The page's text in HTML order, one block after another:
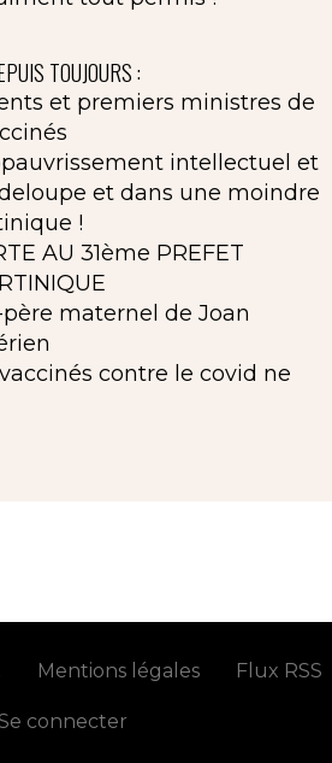
TOUJOURS :
et premiers ministres de
intellectuel et
et dans une moindre
!
AU 31ème PREFET
maternel de Joan
contre le covid ne
Mentions légales Flux RSS
connecter